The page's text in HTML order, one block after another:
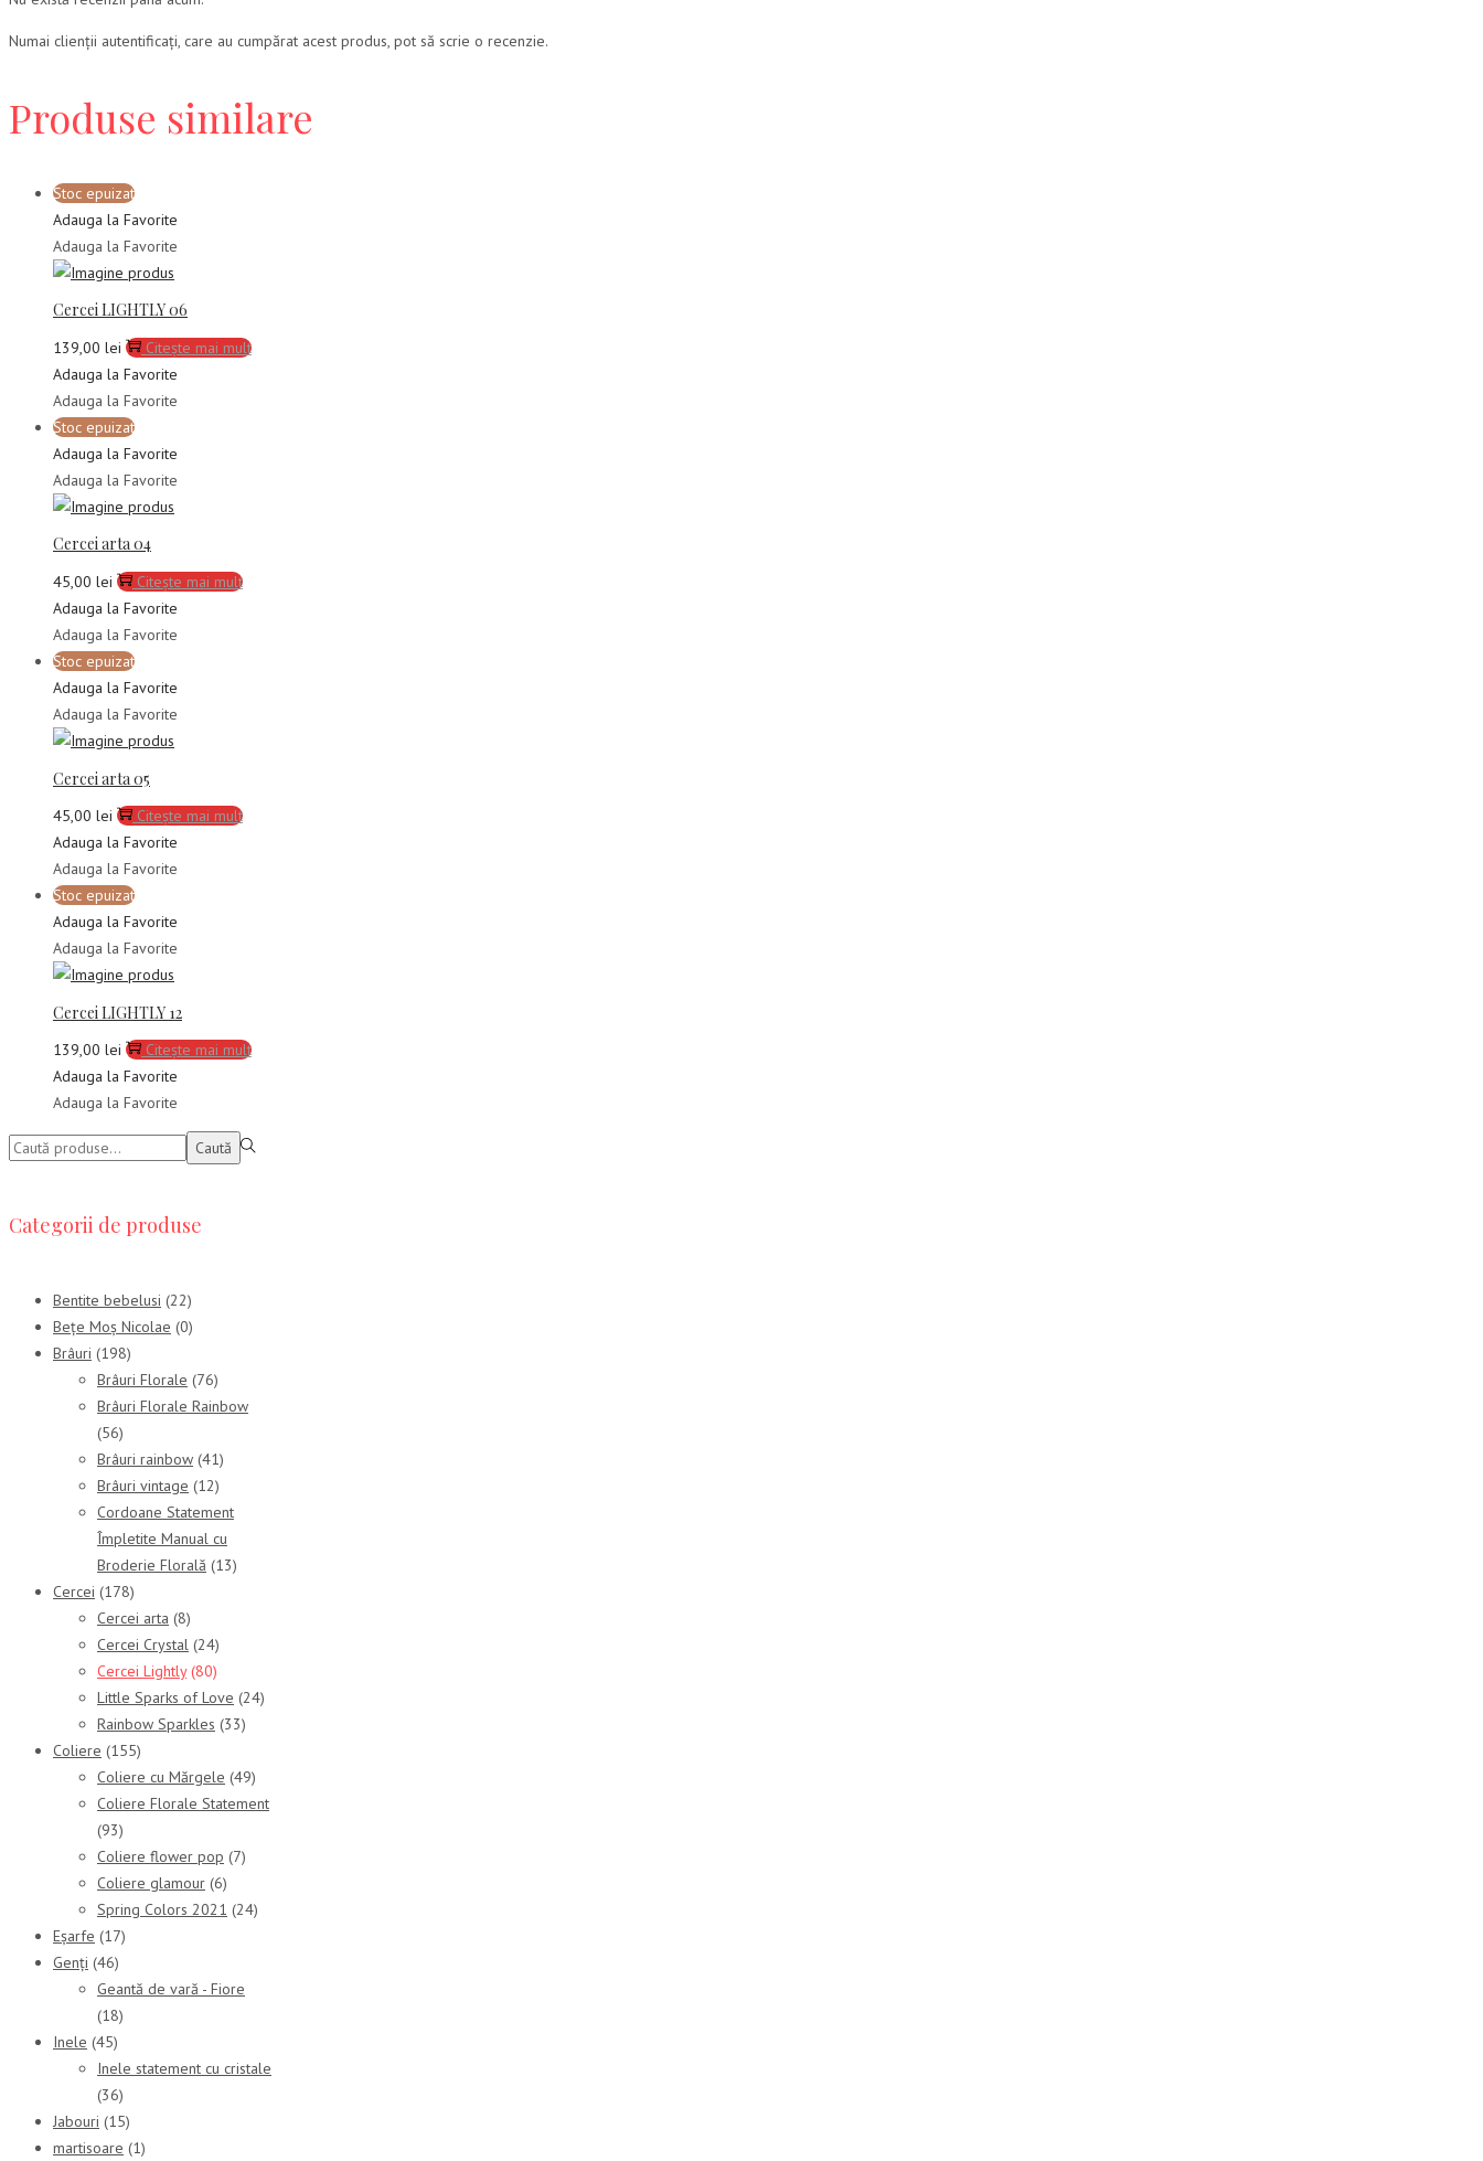
Numai clienții autentificați, care au cumpărat acest produs, pot să scrie o recenzie.
Produse similare
Stoc epuizat
Adauga la Favorite
Adauga la Favorite
Cercei LIGHTLY 06
139,00 lei
Citește mai mult
Adauga la Favorite
Adauga la Favorite
Stoc epuizat
Adauga la Favorite
Adauga la Favorite
Cercei arta 04
45,00 lei
Citește mai mult
Adauga la Favorite
Adauga la Favorite
Stoc epuizat
Adauga la Favorite
Adauga la Favorite
Cercei arta 05
45,00 lei
Citește mai mult
Adauga la Favorite
Adauga la Favorite
Stoc epuizat
Adauga la Favorite
Adauga la Favorite
Cercei LIGHTLY 12
139,00 lei
Citește mai mult
Adauga la Favorite
Adauga la Favorite
Caută:> Caută
Categorii de produse
Bentite bebelusi (22)
Bețe Moș Nicolae (0)
Brâuri (198)
Brâuri Florale (76)
Brâuri Florale Rainbow
(56)
Brâuri rainbow (41)
Brâuri vintage (12)
Cordoane Statement
Împletite Manual cu
Broderie Florală (13)
Cercei (178)
Cercei arta (8)
Cercei Crystal (24)
Cercei Lightly (80)
Little Sparks of Love (24)
Rainbow Sparkles (33)
Coliere (155)
Coliere cu Mărgele (49)
Coliere Florale Statement
(93)
Coliere flower pop (7)
Coliere glamour (6)
Spring Colors 2021 (24)
Eșarfe (17)
Genți (46)
Geantă de vară - Fiore
(18)
Inele (45)
Inele statement cu cristale
(36)
Jabouri (15)
martisoare (1)